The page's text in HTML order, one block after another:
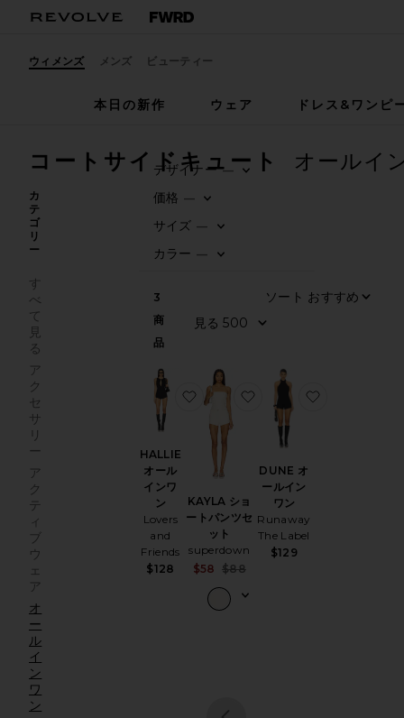
ウィメンズ メンズ ビューティー
本日の新作
ウェア ドレス&ワンピ
コートサイドキュート オールイ
カ
テ
ゴ
リ
ー
す
べ
て
見
る
ア
ク
セ
サ
リ
ー
ア
ク
テ
ィ
ブ
ウ
ェ
ア
オ
ー
ル
イ
ン
ワ
ン
デザイナー—
価格 —
サイズ —
カラー —
3
商
品
ソート
HALLIE
オール
インワ
ン
Lovers
and
Friends
$128
お気に入りHALLIE オールインワン
KAYLA ショ
ートパンツセ
ット
superdown
$58 $88
お気に入りKAYLA ショ
DUNE オ
ールイン
ワン
Runaway
The Label
$129